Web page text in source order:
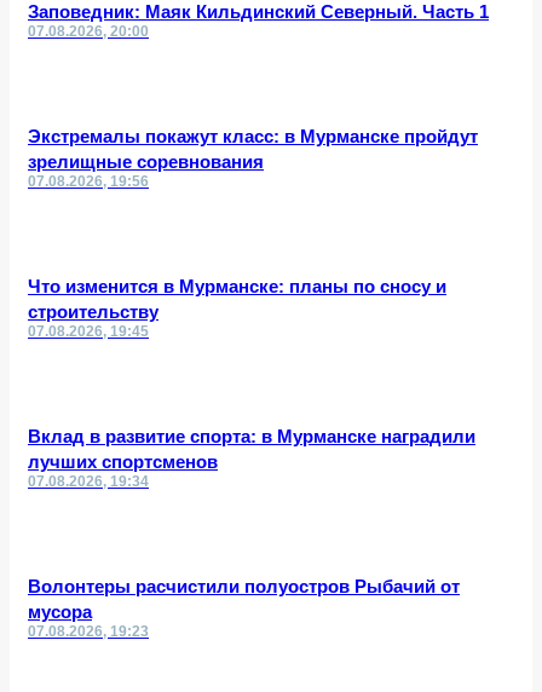
Заповедник: Маяк Кильдинский Северный. Часть 1
07.08.2026, 20:00
Экстремалы покажут класс: в Мурманске пройдут
зрелищные соревнования
07.08.2026, 19:56
Что изменится в Мурманске: планы по сносу и
строительству
07.08.2026, 19:45
Вклад в развитие спорта: в Мурманске наградили
лучших спортсменов
07.08.2026, 19:34
Волонтеры расчистили полуостров Рыбачий от
мусора
07.08.2026, 19:23